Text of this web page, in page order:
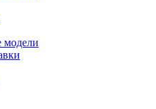
модели